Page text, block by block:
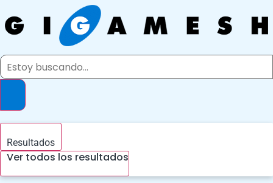
al
contenido
Search
Resultados
Ver todos los resultados